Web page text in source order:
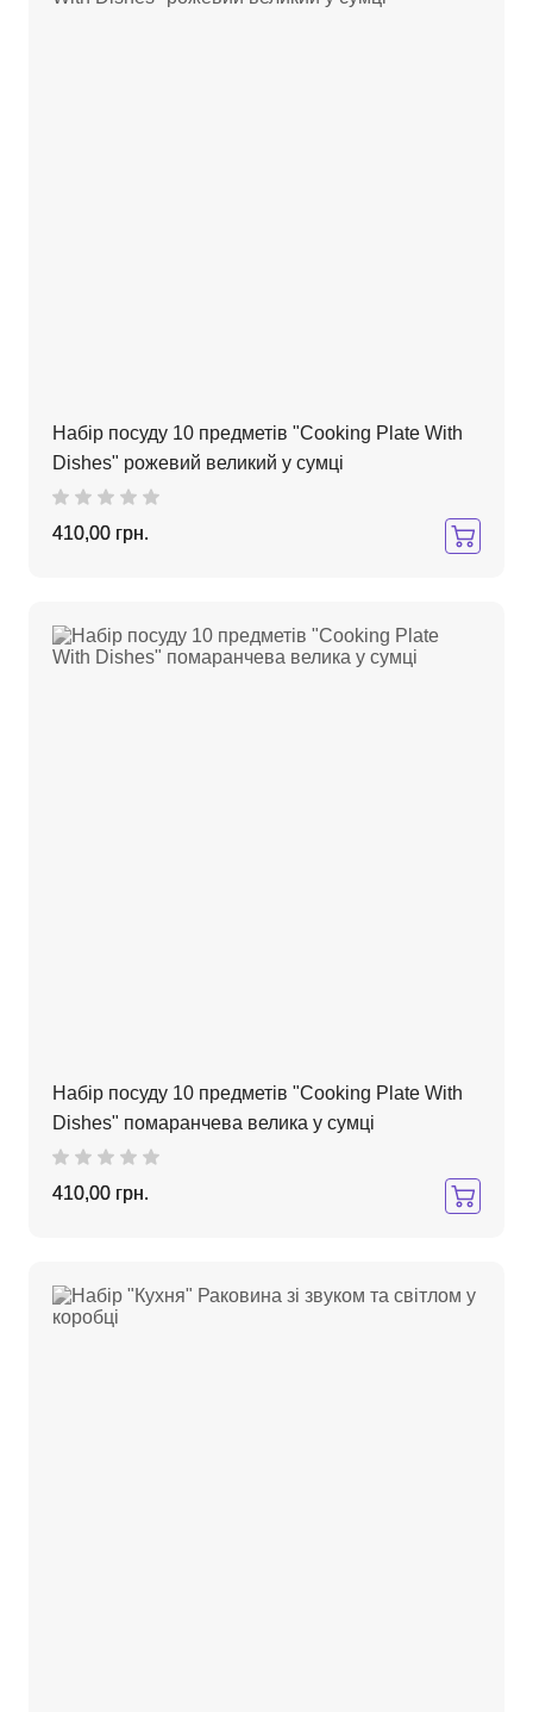
Набір посуду 10 предметів "Cooking Plate With
Dishes" рожевий великий у сумці
410,00 грн.
Набір посуду 10 предметів "Cooking Plate With
Dishes" помаранчева велика у сумці
410,00 грн.